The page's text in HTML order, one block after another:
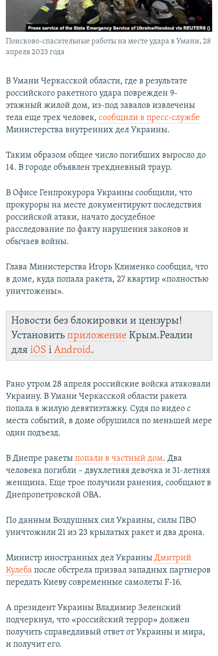
ПОБЕДИТЕЛЕЙ НЕ СУДЯТ?
КРЫМ.НЕПОКОРЕННЫЙ
ELIFBE
ПРИСОЕДИНЯЙТЕСЬ!
Поисково-спасательные работы на месте удара в Умани, 28
апреля 2023 года
В Умани Черкасской области, где в результате
российского ракетного удара поврежден 9-
этажный жилой дом, из-под завалов извлечены
тела еще трех человек, сообщили в пресс-службе
Министерства внутренних дел Украины.
Таким образом общее число погибших выросло до
14. В городе объявлен трехдневный траур.
В Офисе Генпрокурора Украины сообщили, что
прокуроры на месте документируют последствия
российской атаки, начато досудебное
расследование по факту нарушения законов и
обычаев войны.
Глава Министерства Игорь Клименко сообщил, что
в доме, куда попала ракета, 27 квартир «полностью
уничтожены».
Новости без блокировки и цензуры!
Установить приложение Крым.Реалии
для iOS і Android.
Рано утром 28 апреля российские войска атаковали
Украину. В Умани Черкасской области ракета
попала в жилую девятиэтажку. Судя по видео с
места событий, в доме обрушился по меньшей мере
один подъезд.
В Днепре ракеты попали в частный дом. Два
человека погибли – двухлетняя девочка и 31-летняя
женщина. Еще трое получили ранения, сообщают в
Днепропетровской ОВА.
По данным Воздушных сил Украины, силы ПВО
уничтожили 21 из 23 крылатых ракет и два дрона.
Министр иностранных дел Украины Дмитрий
Кулеба после обстрела призвал западных партнеров
передать Киеву современные самолеты F-16.
А президент Украины Владимир Зеленский
подчеркнул, что «российский террор» должен
получить справедливый ответ от Украины и мира,
и получит его.